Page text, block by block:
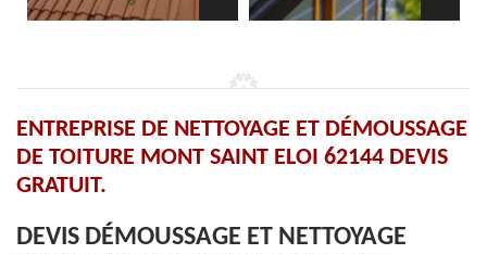
ENTREPRISE DE NETTOYAGE ET DÉMOUSSAGE
DE TOITURE MONT SAINT ELOI 62144 DEVIS
GRATUIT.
DEVIS DÉMOUSSAGE ET NETTOYAGE